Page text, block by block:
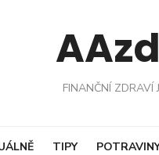
FINANČNÍ ZDRAVÍ
TIPY